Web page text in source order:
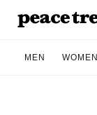
MEN WOMEN